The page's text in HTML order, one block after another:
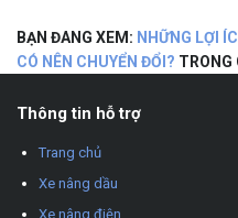
BẠN ĐANG XEM: NHỮNG LỢI
CÓ NÊN CHUYỂN ĐỔI? TRONG
Thông tin hỗ trợ
Trang chủ
Xe nâng dầu
Xe nâng điện